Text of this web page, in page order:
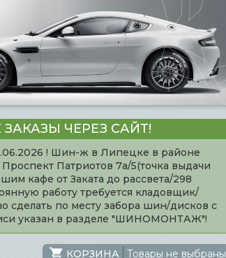
ЧЕРЕЗ САЙТ!
! Шин-ж в Липецке в районе
Патриотов 7а/5(точка выдачи
кафе от Заката до рассвета/298
работу требуется кладовщик/
по месту забора шин/дисков с
указан в разделе "ШИНОМОНТАЖ"!
КОРЗИНА Товары не выбраны